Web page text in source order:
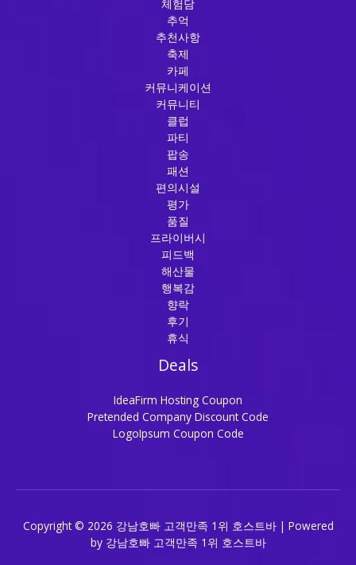
체험담
추억
추천사항
축제
카페
커뮤니케이션
커뮤니티
클럽
파티
팝송
패션
편의시설
평가
품질
프라이버시
피드백
해산물
행복감
향락
후기
휴식
Deals
IdeaFirm Hosting Coupon
Pretended Company Discount Code
LogoIpsum Coupon Code
Copyright © 2026 강남호빠 고객만족 1위 호스트바 | Powered
by 강남호빠 고객만족 1위 호스트바